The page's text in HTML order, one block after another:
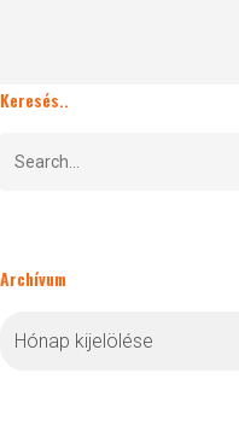
Keresés..
Archívum